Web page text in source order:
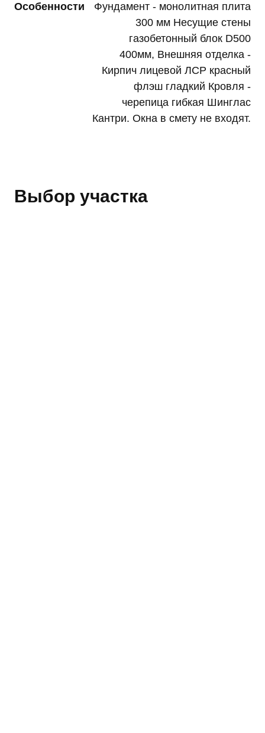
Особенности
Фундамент - монолитная плита
300 мм Несущие стены
газобетонный блок D500
400мм, Внешняя отделка -
Кирпич лицевой ЛСР красный
флэш гладкий Кровля -
черепица гибкая Шинглас
Кантри. Окна в смету не входят.
Выбор участка